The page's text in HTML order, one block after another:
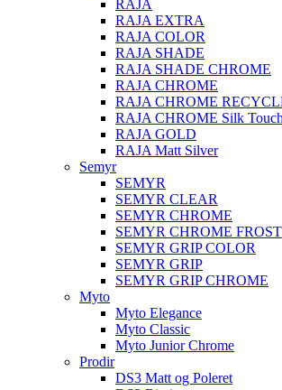
RAJA
RAJA EXTRA
RAJA COLOR
RAJA SHADE
RAJA SHADE CHROME
RAJA CHROME
RAJA CHROME
RAJA CHROME Silk Touch
RAJA GOLD
RAJA Matt Silver
Semyr
SEMYR
SEMYR CLEAR
SEMYR CHROME
SEMYR CHROME FROST
SEMYR GRIP COLOR
SEMYR GRIP
SEMYR GRIP CHROME
Myto
Myto Elegance
Myto Classic
Myto Junior Chrome
Prodir
DS3 Matt og Poleret